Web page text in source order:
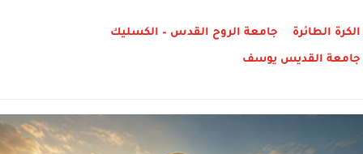
الكرة الطائرة جامعة الروح القدس – الكسليك
جامعة القديس يوسف